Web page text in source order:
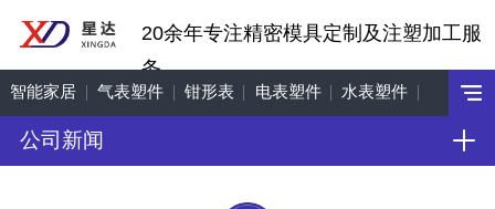
20余年专注精密模具定制及注塑加工服
务
智能家居 气表塑件 钳形表 电表塑件 水表塑件
工艺饰品 机车配件
公司新闻